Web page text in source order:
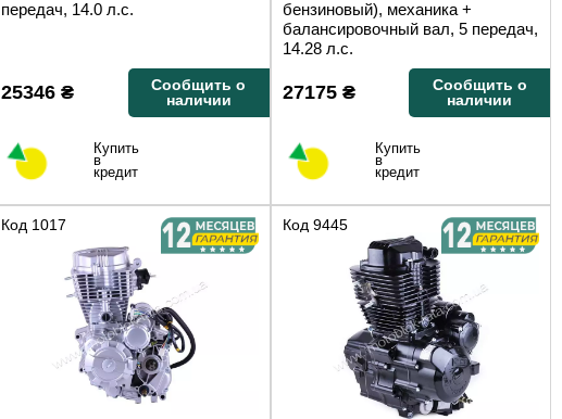
передач, 14.0 л.с.
25346 ₴
Сообщить о
наличии
Купить
в
кредит
бензиновый), механика +
балансировочный вал, 5 передач,
14.28 л.с.
27175₴
Сообщить о
наличии
Купить
в
кредит
Код 1017 Код 9445